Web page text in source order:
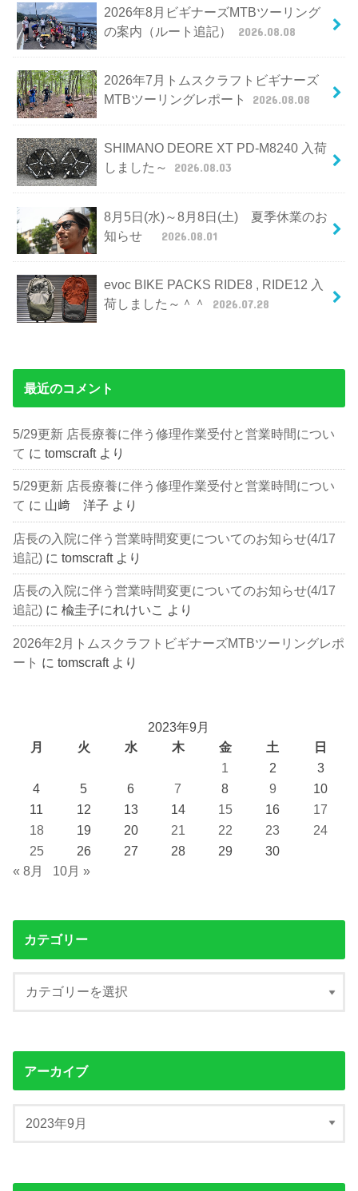
2026年8月ビギナーズMTBツーリング
の案内（ルート追記）
2026.08.08
2026年7月トムスクラフトビギナーズ
MTBツーリングレポート
2026.08.08
SHIMANO DEORE XT PD-M8240 入荷
しました～
2026.08.03
8月5日(水)～8月8日(土) 夏季休業のお
知らせ
2026.08.01
evoc BIKE PACKS RIDE8 , RIDE12 入
荷しました～＾＾
2026.07.28
最近のコメント
5/29更新 店長療養に伴う修理作業受付と営業時間につい
て にtomscraftより
5/29更新 店長療養に伴う修理作業受付と営業時間につい
て に 山﨑 洋子 より
店長の入院に伴う営業時間変更についてのお知らせ(4/17
追記) にtomscraftより
店長の入院に伴う営業時間変更についてのお知らせ(4/17
追記) に楡圭子にれけいこ より
2026年2月トムスクラフトビギナーズMTBツーリングレポ
ート にtomscraftより
2023年9月
月
火 水 木 金 土
日
1
2
3
4
5 6 7 8 9
10
11
12 13 14 15 16
17
18
19 20 21 22 23
24
25
26 27 28 29
30
« 8月
10月 »
カテゴリー
アーカイブ